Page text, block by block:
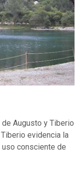
Augusto y Tiberio
evidencia la
consciente de